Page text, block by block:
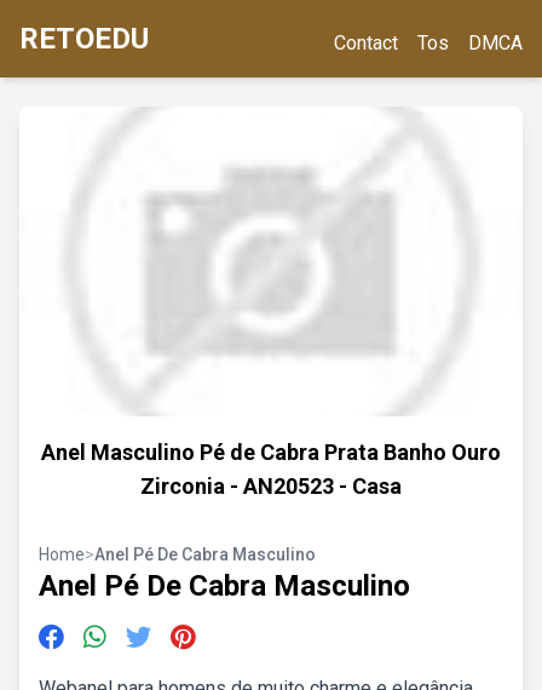
RETOEDU Contact Tos DMCA
Anel Masculino Pé de Cabra Prata Banho Ouro
Zirconia - AN20523 - Casa
Home>Anel Pé De Cabra Masculino
Anel Pé De Cabra Masculino